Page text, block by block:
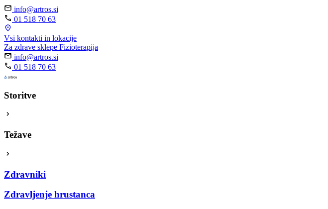
info@artros.si
01 518 70 63
Vsi kontakti in lokacije
Za zdrave sklepe Fizioterapija
info@artros.si
01 518 70 63
Storitve
Težave
Zdravniki
Zdravljenje hrustanca